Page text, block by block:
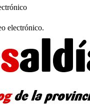
electrónico.